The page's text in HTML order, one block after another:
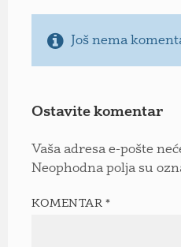
Još nema
Ostavite komentar
Vaša adresa e-pošte
Neophodna polja su
KOMENTAR*